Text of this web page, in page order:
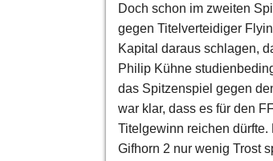
Doch schon im zweiten
gegen Titelverteidiger
Kapital daraus schlagen,
Philip Kühne
das Spitzenspiel gegen
war klar, dass es für den
Titelgewinn reichen
Gifhorn 2 nur wenig Trost